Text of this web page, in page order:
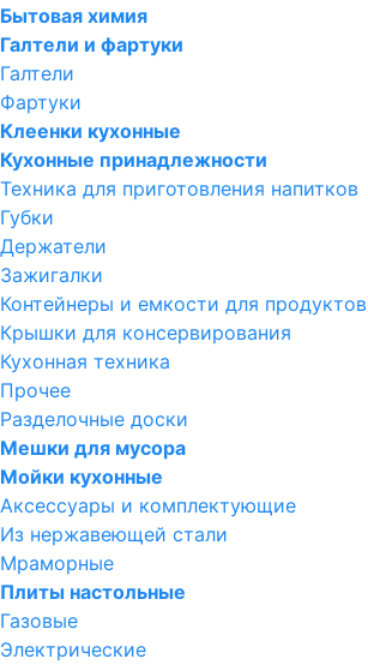
Бытовая химия
Галтели и фартуки
Галтели
Фартуки
Клеенки кухонные
Кухонные принадлежности
Техника для приготовления напитков
Губки
Держатели
Зажигалки
Контейнеры и емкости для продуктов
Крышки для консервирования
Кухонная техника
Прочее
Разделочные доски
Мешки для мусора
Мойки кухонные
Аксессуары и комплектующие
Из нержавеющей стали
Мраморные
Плиты настольные
Газовые
Электрические